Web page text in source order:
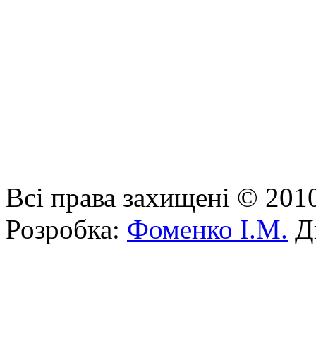
Всі права захищені ©
Розробка: Фоменко І.М.